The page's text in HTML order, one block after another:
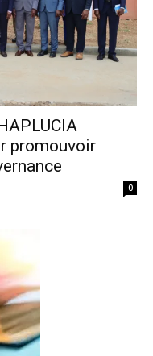
promouvoir
0